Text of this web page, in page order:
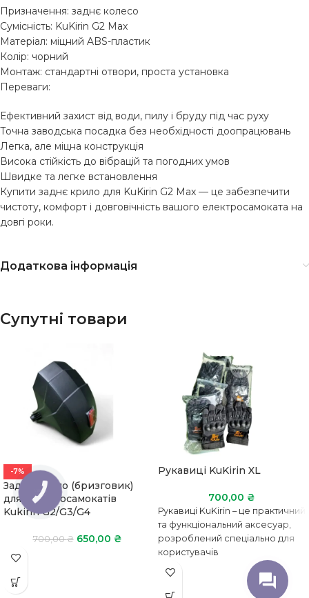
Призначення: заднє колесо
Сумісність: KuKirin G2 Max
Матеріал: міцний ABS-пластик
Колір: чорний
Монтаж: стандартні отвори, проста установка
Переваги:
Ефективний захист від води, пилу і бруду під час руху
Точна заводська посадка без необхідності доопрацювань
Легка, але міцна конструкція
Висока стійкість до вібрацій та погодних умов
Швидке та легке встановлення
Купити заднє крило для KuKirin G2 Max — це забезпечити
чистоту, комфорт і довговічність вашого електросамоката на
довгі роки.
Додаткова інформація
Супутні товари
-7%
Заднє крило (бризговик)
для електросамокатів
Kukirin G2/G3/G4
700,00₴ 650,00 ₴
Рукавиці KuKirin XL
700,00 ₴
Рукавиці KuKirin – це практичний
та функціональний аксесуар,
розроблений спеціально для
користувачів
електросамокатів, велосипедів
та електровелосипедів. Вони
забезпечують надійне
КНОПКА
ЗВ'ЯЗКУ